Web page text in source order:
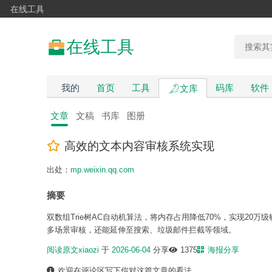
在线工具
在线工具
我的 首页 工具 文库 码库 软件
文章 文稿 书库 图册
高效的文本内容审核系统实现
出处： mp.weixin.qq.com
摘要
双数组Trie树AC自动机算法，将内存占用降低70%，实现20万
多场景审核，还能延伸至搜索、垃圾邮件拦截等领域。
阅读原文xiaozi 于 2026-06-04 分享 1375 海报分享